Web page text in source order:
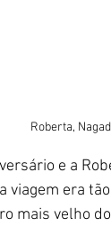
Roberta,
e a
viagem era
mais velho